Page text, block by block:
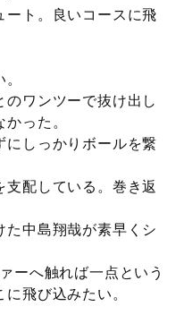
ート。良いコースに飛
のワンツーで抜け出し
った。
にしっかりボールを繋
支配している。巻き返
た中島翔哉が素早くシ
ーへ触れば一点という
飛び込みたい。